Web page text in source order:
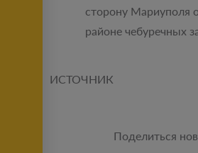
сторону Мариуполя
районе чебуречных
ИСТОЧНИК
Поделиться